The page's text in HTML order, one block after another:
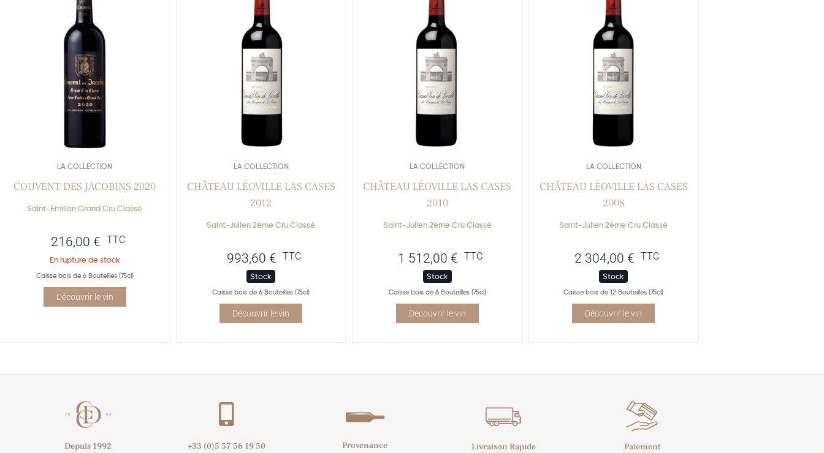
LA COLLECTION
COUVENT DES JACOBINS 2020
Saint-Emilion Grand Cru Classé
216,00 € TTC
En rupture de stock
Caisse bois de 6 Bouteilles (75cl)
Découvrir le vin
LA COLLECTION
CHÂTEAU LÉOVILLE LAS CASES
2012
Saint-Julien 2ème Cru Classé
993,60€ TTC
Stock
Caisse bois de 6 Bouteilles (75cl)
Découvrir le vin
LA COLLECTION
CHÂTEAU LÉOVILLE LAS CASES
2010
Saint-Julien 2ème Cru Classé
1 512,00€ TTC
Stock
Caisse bois de 6 Bouteilles (75cl)
Découvrir le vin
LA COLLECTION
CHÂTEAU LÉOVILLE LAS CASES
2008
Saint-Julien 2ème Cru Classé
2 304,00 € TTC
Stock
Caisse bois de 12 Bouteilles (75cl)
Découvrir le vin
Depuis 1992 +33 (0)5 57 56 19 50​ Provenance Livraison Rapide Paiement